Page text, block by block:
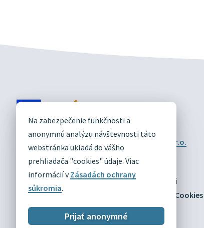
Na zabezpečenie funkčnosti a
anonymnú analýzu návštevnosti táto
webstránka ukladá do vášho
prehliadača "cookies" údaje. Viac
informácií vZásadách ochrany
súkromia.
Prijať anonymné
DIVÍN
OFICIÁLNE STRÁNKY
Technický prevádzkovateľ:
Alphabet partner s.r.o.
Správca obsahu:Obec Divín
Posledná aktualizácia:03.08.2026
Mapa
Vyhlásenie o prístupnosti
Zásady ochrany osobných údajov
Nastaviť Cookies